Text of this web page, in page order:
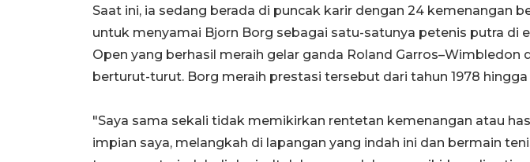
Saat ini, ia sedang berada di puncak karir dengan 24 kemenangan
untuk menyamai Bjorn Borg sebagai satu-satunya petenis putra di
Open yang berhasil meraih gelar ganda Roland Garros–Wimbledon
berturut-turut. Borg meraih prestasi tersebut dari tahun 1978 hingga
"Saya sama sekali tidak memikirkan rentetan kemenangan atau
impian saya, melangkah di lapangan yang indah ini dan bermain